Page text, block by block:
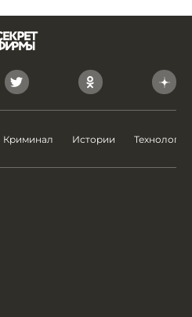
Криминал Истории Технологии